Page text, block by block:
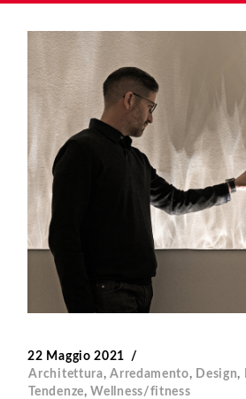
22 Maggio 2021
Architettura,Arredamento, Design,
Tendenze,Wellness/fitness